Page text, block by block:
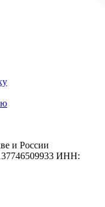
и России
ИНН: